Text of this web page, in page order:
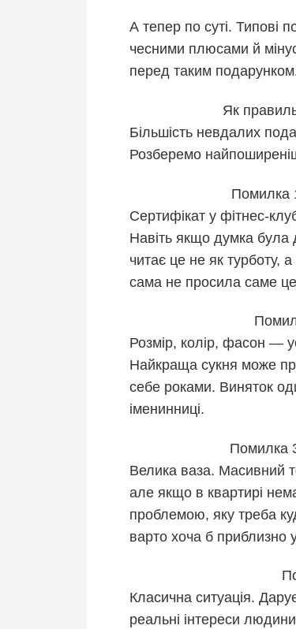
А тепер по суті. Типові
чесними плюсами й
перед таким
Як
Більшість невдалих
Розберемо
Помилка
Сертифікат у фітнес-
Навіть якщо думка
читає це не як турботу,
сама не просила саме
Розмір, колір, фасон —
Найкраща сукня може
себе роками. Виняток
іменинниці.
Помилка
Велика ваза. Масивний
але якщо в квартирі
проблемою, яку треба
варто хоча б приблизно
Класична ситуація.
реальні інтереси